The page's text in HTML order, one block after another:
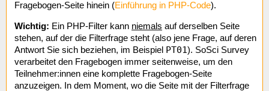
Fragebogen-Seite hinein (Einführung in PHP-Code).
Wichtig: Ein PHP-Filter kann niemals auf derselben Seite
stehen, auf der die Filterfrage steht (also jene Frage, auf deren
Antwort Sie sich beziehen, im Beispiel PT01). SoSci Survey
verarbeitet den Fragebogen immer seitenweise, um den
Teilnehmer:innen eine komplette Fragebogen-Seite
anzuzeigen. In dem Moment, wo die Seite mit der Filterfrage